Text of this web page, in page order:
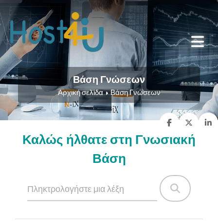
Βάση Γνώσεων
Αρχική σελίδα Βάση Γνώσεων
Καλώς ήλθατε στη Γνωσιακή
Βάση